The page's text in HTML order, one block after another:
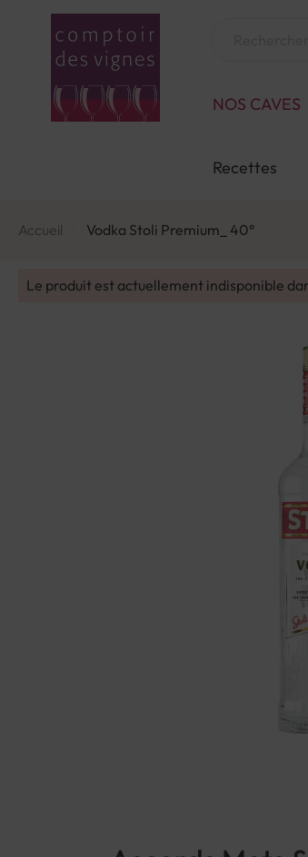
NOS CAVES
Recettes
Accueil Vodka Stoli Premium_ 40°
Le produit est actuellement indisponible